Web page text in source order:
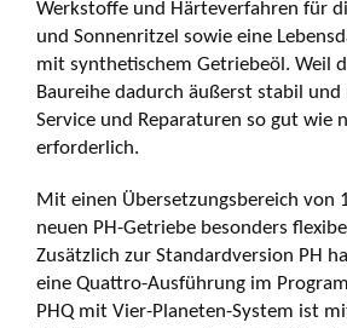
Werkstoffe und Härteverfahren für
und Sonnenritzel sowie eine
mit synthetischem Getriebeöl. Weil
Baureihe dadurch äußerst stabil
Service und Reparaturen so gut wie
erforderlich.
Mit einen Übersetzungsbereich von
neuen PH-Getriebe besonders
Zusätzlich zur Standardversion PH
eine Quattro-Ausführung im
PHQ mit Vier-Planeten-System ist